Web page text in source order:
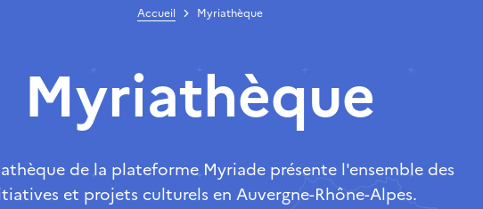
Accueil Myriathèque
Myriathèque
de la plateforme Myriade présente l'ensemble des
et projets culturels en Auvergne-Rhône-Alpes.